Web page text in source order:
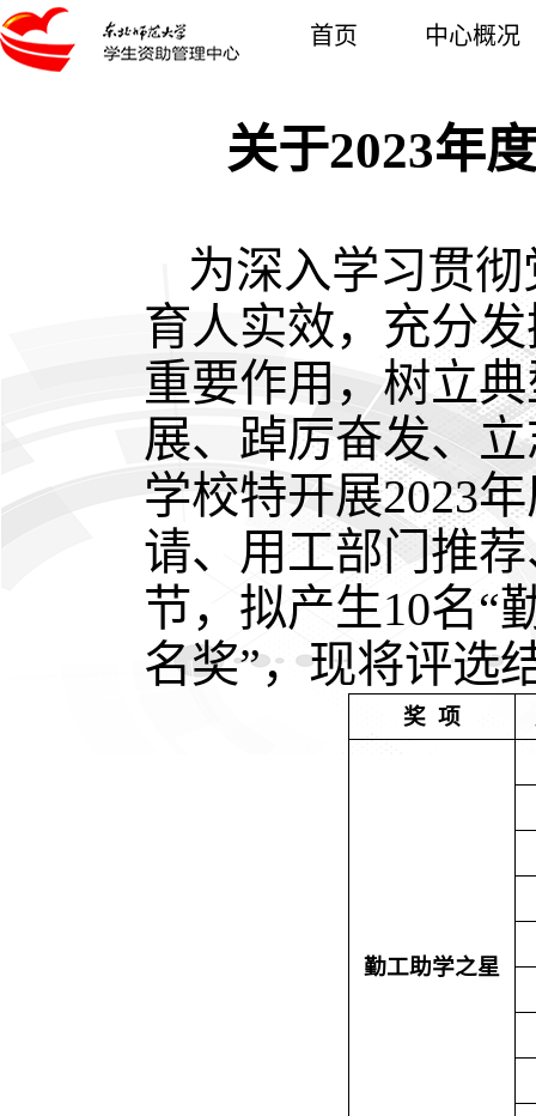
首页 中心概况
关于2023年
为深入学习贯
育人实效，充分
重要作用，树立
展、踔厉奋发、
学校特开展2023
请、用工部门推
节，拟产生10名“
名奖”，现将评选
奖 项
勤工助学之星